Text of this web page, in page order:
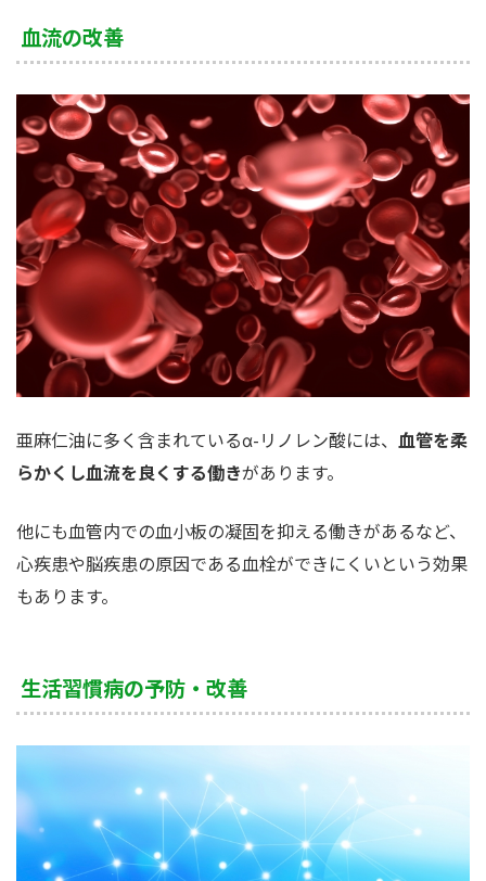
血流の改善
亜麻仁油に多く含まれているα-リノレン酸には、 血管を柔
らかくし血流を良くする働きがあります。
他にも血管内での血小板の凝固を抑える働きがあるなど、
心疾患や脳疾患の原因である血栓ができにくいという効果
もあります。
生活習慣病の予防・改善